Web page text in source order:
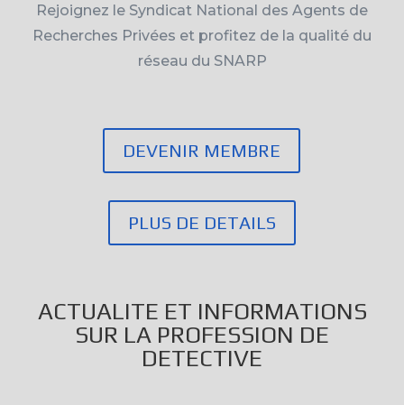
Rejoignez le Syndicat National des Agents de
Recherches Privées et profitez de la qualité du
réseau du SNARP
DEVENIR MEMBRE
PLUS DE DETAILS
ACTUALITE ET INFORMATIONS
SUR LA PROFESSION DE
DETECTIVE